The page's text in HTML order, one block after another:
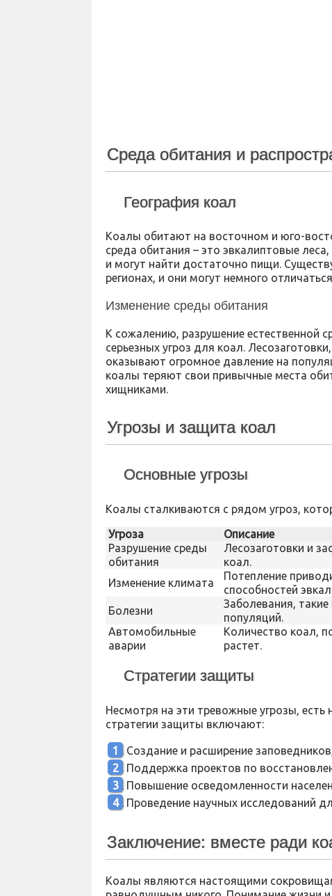
Среда обитания и
География коал
Коалы обитают на восточном и юго-
среда обитания – это эвкалиптовые
и могут найти достаточно пищи.
регионах, и они могут немного
Изменение среды обитания
К сожалению, разрушение естественной
серьезных угроз для коал.
оказывают огромное давление на
коалы теряют свои привычные места
хищниками.
Угрозы и защита коал
Основные угрозы
Коалы сталкиваются с рядом угроз,
Угроза
Описание
Разрушение среды
обитания
Лесозаготовки и
коал.
Изменение климата
Потепление
способностей
Болезни
Заболевания,
популяций.
Автомобильные
аварии
Количество коал,
растет.
Стратегии защиты
Несмотря на эти тревожные угрозы,
стратегии защиты включают:
Создание и расширение
Поддержка проектов по
Повышение осведомленности
Проведение научных исследований
Заключение: вместе ради
Коалы являются настоящими